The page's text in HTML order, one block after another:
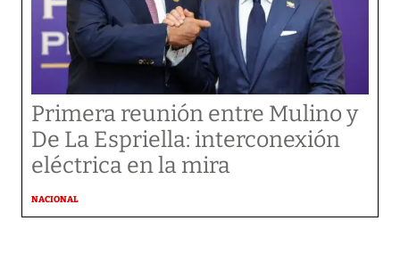
Primera reunión entre Mulino y
De La Espriella: interconexión
eléctrica en la mira
NACIONAL